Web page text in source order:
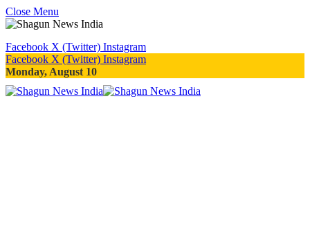
Close Menu
Facebook X (Twitter) Instagram
Facebook X (Twitter) Instagram
Monday, August 10